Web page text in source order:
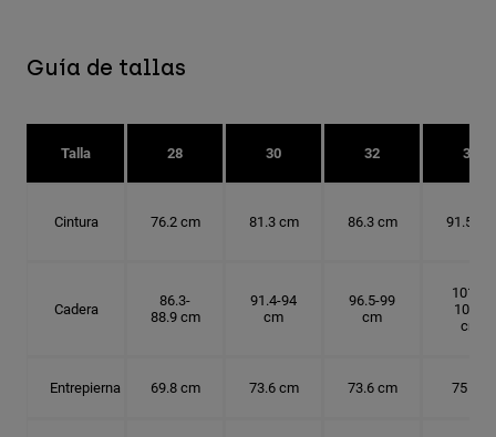
Guía de tallas
Talla 28 30 32 34
Cintura 76.2 cm 81.3 cm 86.3 cm 91.5 cm
Cadera
86.3-
88.9 cm
91.4-94
cm
96.5-99
cm
101.6-
104.1
cm
Entrepierna 69.8 cm 73.6 cm 73.6 cm 75 cm